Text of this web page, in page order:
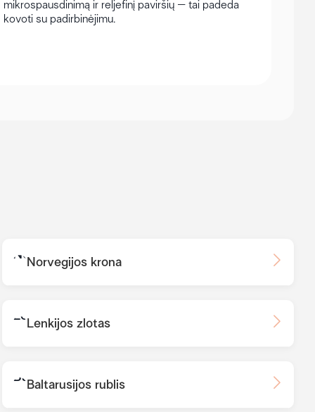
mikrospausdinimą ir reljefinį paviršių – tai padeda
kovoti su padirbinėjimu.
Norvegijos krona
Lenkijos zlotas
Baltarusijos rublis